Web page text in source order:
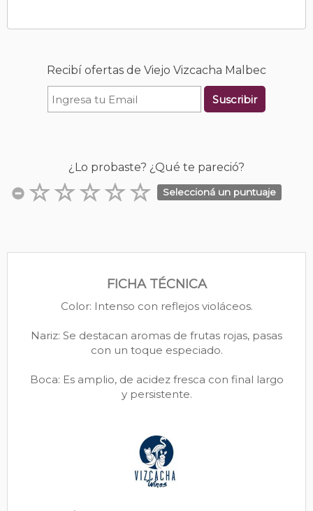
Recibí ofertas de Viejo Vizcacha Malbec
Suscribir
¿Lo probaste? ¿Qué te pareció?
Seleccioná un puntuaje
FICHA TÉCNICA
Color: Intenso con reflejos violáceos.
Nariz: Se destacan aromas de frutas rojas, pasas
con un toque especiado.
Boca: Es amplio, de acidez fresca con final largo
y persistente.